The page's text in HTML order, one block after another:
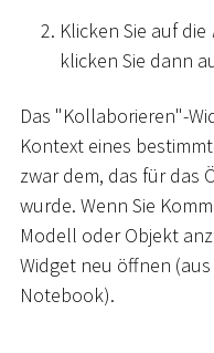
Klicken Sie auf die
klicken Sie dann
Das "Kollaborieren"-
Kontext eines
zwar dem, das für das
wurde. Wenn Sie
Modell oder Objekt
Widget neu öffnen
Notebook).